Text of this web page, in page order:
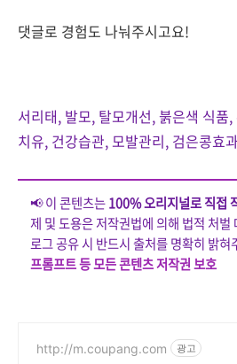
댓글로 경험도 나눠주시고요!
서리태, 발모, 탈모개선, 붉은색 식품
치유, 건강습관, 모발관리, 검은콩효
📢 이 콘텐츠는100% 오리지널로 직접
제 및 도용은 저작권법에 의해 법적 처
로그 공유 시 반드시 출처를 명확히 밝
프롬프트 등 모든 콘텐츠 저작권 보호
http://m.coupang.com 광고